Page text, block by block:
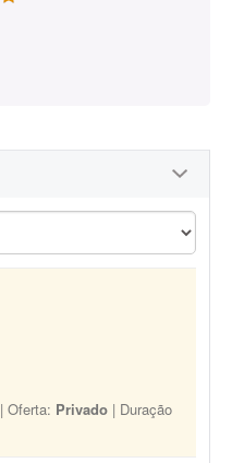
| Oferta: Privado | Duração